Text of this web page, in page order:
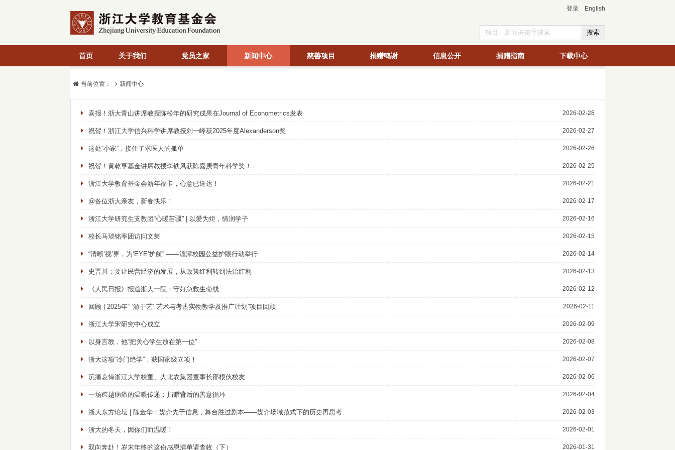
登录 English
首页 关于我们 党员之家 新闻中心 慈善项目 捐赠鸣谢 信息公开 捐赠指南 下载中心
当前位置： 新闻中心
喜报！浙大青山讲席教授陈松年的研究成果在Journal of Econometrics发表 2026-02-28
祝贺！浙江大学信兴科学讲席教授刘一峰获2025年度Alexanderson奖 2026-02-27
这处“小家”，接住了求医人的孤单 2026-02-26
祝贺！黄乾亨基金讲席教授李铁风获陈嘉庚青年科学奖！ 2026-02-25
浙江大学教育基金会新年福卡，心意已送达！ 2026-02-21
@各位浙大亲友，新春快乐！ 2026-02-17
浙江大学研究生支教团“心暖苗疆” | 以爱为炬，情润学子 2026-02-16
校长马琰铭率团访问文莱 2026-02-15
“清晰‘视’界，为‘EYE’护航” ——湄潭校园公益护眼行动举行 2026-02-14
史晋川：要让民营经济的发展，从政策红利转到法治红利 2026-02-13
《人民日报》报道浙大一院：守好急救生命线 2026-02-12
回顾 | 2025年“ ‘游于艺’ 艺术与考古实物教学及推广计划”项目回顾 2026-02-11
浙江大学宋研究中心成立 2026-02-09
以身言教，他“把关心学生放在第一位” 2026-02-08
浙大这项“冷门绝学”，获国家级立项！ 2026-02-07
沉痛哀悼浙江大学校董、大北农集团董事长邵根伙校友 2026-02-06
一场跨越病痛的温暖传递：捐赠背后的善意循环 2026-02-04
浙大东方论坛 | 陈金华：媒介先于信息，舞台胜过剧本——媒介场域范式下的历史再思考 2026-02-03
浙大的冬天，因你们而温暖！ 2026-02-01
双向奔赴！岁末年终的这份感恩清单请查收（下） 2026-01-31